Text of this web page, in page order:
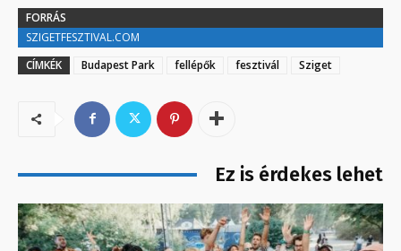
FORRÁS
SZIGETFESZTIVAL.COM
CÍMKÉK
Budapest Park fellépők fesztivál Sziget
Ez is érdekes lehet